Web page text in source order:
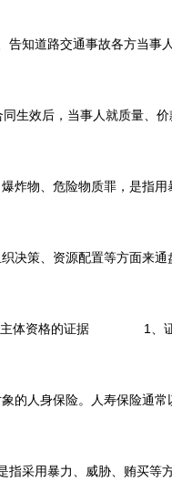
道路交通事故各方当事人
效后，当事人就质量、价
物、危险物质罪，是指用
策、资源配置等方面来
资格的证据 1、证明
人身保险。人寿保险通常
采用暴力、威胁、贿买等